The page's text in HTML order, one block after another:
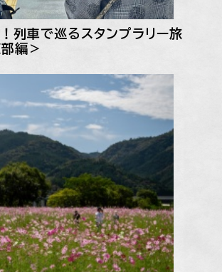
列車で巡るスタンプラリー旅
編＞